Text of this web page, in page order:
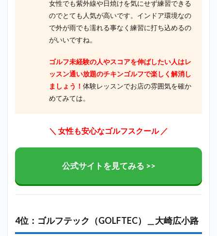
女性でも紫外線や日焼けを気にせず練習できる
のでとても人気が高いです。インドア環境なの
で外が雨でも濡れる事なく練習に打ち込めるの
がいいですね。
ゴルフ未経験の人やスコアを伸ばしたい人はレ
ッスン通い放題のチキンゴルフで楽しく解消し
ましょう！ 体験レッスンでお店の雰囲気を確か
めてみては。
＼ 女性も安心なゴルフスクール／
公式サイトを見てみる >>
4位：ゴルフテック（GOLFTEC）＿大崎広小路